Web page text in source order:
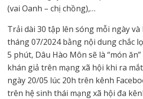
(vai Oanh – chị chồng),…
Trải dài 30 tập lên sóng mỗi ngày và
tháng 07/2024 bằng nội dung chắc
5 phút, Dâu Hào Môn sẽ là “món
khán giả trên mạng xã hội khi ra
ngày 20/05 lúc 20h trên kênh
trên hệ sinh thái mạng xã hội đa